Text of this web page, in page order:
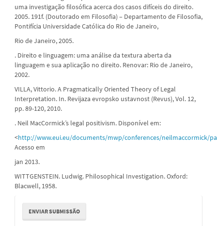
uma investigação filosófica acerca dos casos difíceis do direito.
2005. 191f. (Doutorado em Filosofia) – Departamento de Filosofia,
Pontifícia Universidade Católica do Rio de Janeiro,
Rio de Janeiro, 2005.
. Direito e linguagem: uma análise da textura aberta da
linguagem e sua aplicação no direito. Renovar: Rio de Janeiro,
2002.
VILLA, Vittorio. A Pragmatically Oriented Theory of Legal
Interpretation. In. Revijaza evropsko ustavnost (Revus), Vol. 12,
pp. 89-120, 2010.
. Neil MacCormick’s legal positivism. Disponível em:
<http://www.eui.eu/documents/mwp/conferences/neilmaccormick/
Acesso em
jan 2013.
WITTGENSTEIN. Ludwig. Philosophical Investigation. Oxford:
Blacwell, 1958.
Enviar
Submissão
ENVIAR SUBMISSÃO